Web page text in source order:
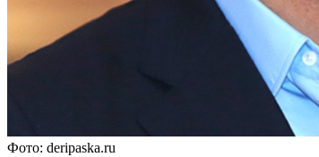
Фото: deripaska.ru